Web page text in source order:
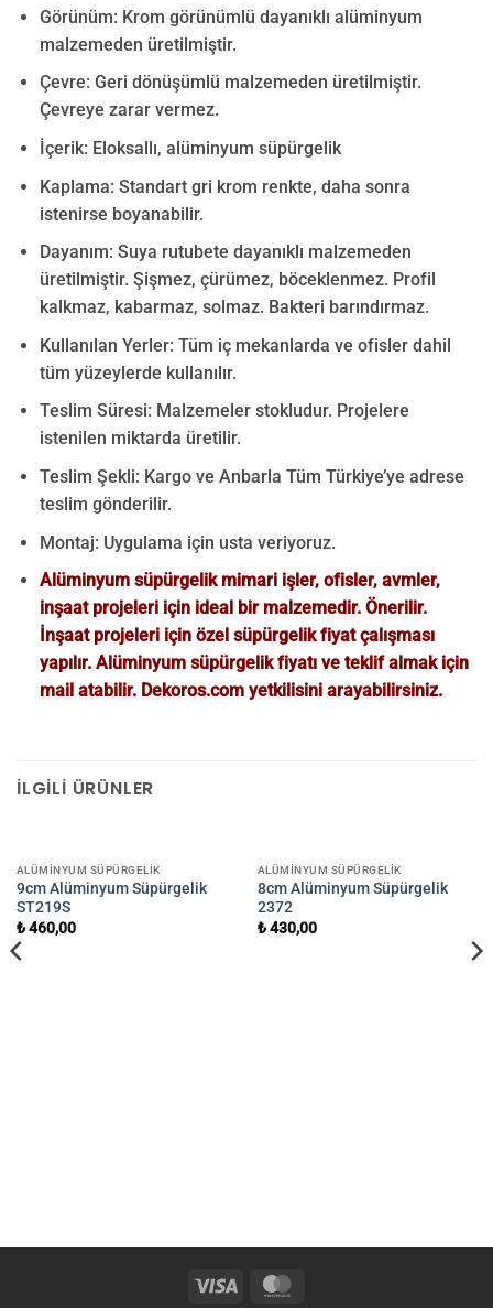
Görünüm: Krom görünümlü dayanıklı alüminyum
malzemeden üretilmiştir.
Çevre: Geri dönüşümlü malzemeden üretilmiştir.
Çevreye zarar vermez.
İçerik: Eloksallı, alüminyum süpürgelik
Kaplama: Standart gri krom renkte, daha sonra
istenirse boyanabilir.
Dayanım: Suya rutubete dayanıklı malzemeden
üretilmiştir. Şişmez, çürümez, böceklenmez. Profil
kalkmaz, kabarmaz, solmaz. Bakteri barındırmaz.
Kullanılan Yerler: Tüm iç mekanlarda ve ofisler dahil
tüm yüzeylerde kullanılır.
Teslim Süresi: Malzemeler stokludur. Projelere
istenilen miktarda üretilir.
Teslim Şekli: Kargo ve Anbarla Tüm Türkiye’ye adrese
teslim gönderilir.
Montaj: Uygulama için usta veriyoruz.
Alüminyum süpürgelik mimari işler, ofisler, avmler,
inşaat projeleri için ideal bir malzemedir. Önerilir.
İnşaat projeleri için özel süpürgelik fiyat çalışması
yapılır. Alüminyum süpürgelik fiyatı ve teklif almak için
mail atabilir. Dekoros.com yetkilisini arayabilirsiniz.
İLGILI ÜRÜNLER
ALÜMINYUM SÜPÜRGELIK
9cm Alüminyum Süpürgelik
ST219S
₺460,00
ALÜMINYUM SÜPÜRGELIK
8cm Alüminyum Süpürgelik
2372
₺430,00
Visa